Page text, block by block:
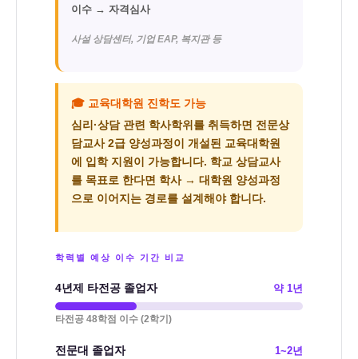
이수 → 자격심사
사설 상담센터, 기업 EAP, 복지관 등
🎓 교육대학원 진학도 가능
심리·상담 관련 학사학위를 취득하면 전문상
담교사 2급 양성과정이 개설된 교육대학원
에 입학 지원이 가능합니다. 학교 상담교사
를 목표로 한다면 학사 → 대학원 양성과정
으로 이어지는 경로를 설계해야 합니다.
학력별 예상 이수 기간 비교
4년제 타전공 졸업자 약 1년
타전공 48학점 이수 (2학기)
전문대 졸업자 1~2년